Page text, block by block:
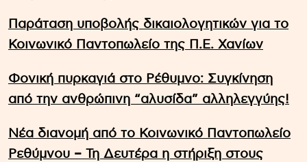
Παράταση υποβολής δικαιολογητικών για το
Κοινωνικό Παντοπωλείο της Π.Ε. Χανίων
Φονική πυρκαγιά στο Ρέθυμνο: Συγκίνηση
από την ανθρώπινη “αλυσίδα” αλληλεγγύης!
Νέα διανομή από το Κοινωνικό Παντοπωλείο
Ρεθύμνου – Τη Δευτέρα η στήριξη στους